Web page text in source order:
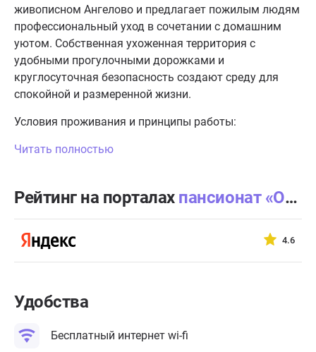
живописном Ангелово и предлагает пожилым людям
профессиональный уход в сочетании с домашним
уютом. Собственная ухоженная территория с
удобными прогулочными дорожками и
круглосуточная безопасность создают среду для
спокойной и размеренной жизни.
Условия проживания и принципы работы:
Читать полностью
Рейтинг на порталах пансионат «Осень жизни» Ангелово
4.6
Удобства
Бесплатный интернет wi-fi